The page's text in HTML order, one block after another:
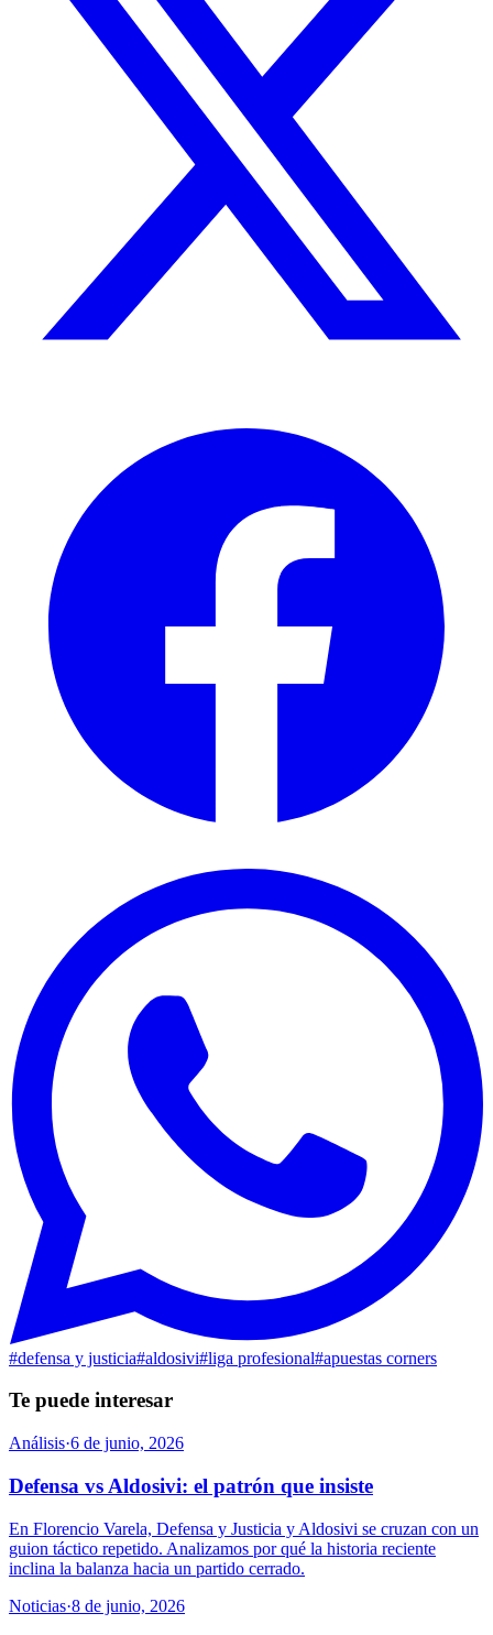
#defensa y justicia#aldosivi#liga profesional#apuestas corners
Te puede interesar
Análisis·6 de junio, 2026
Defensa vs Aldosivi: el patrón que insiste
En Florencio Varela, Defensa y Justicia y Aldosivi se cruzan con un
guion táctico repetido. Analizamos por qué la historia reciente
inclina la balanza hacia un partido cerrado.
Noticias·8 de junio, 2026